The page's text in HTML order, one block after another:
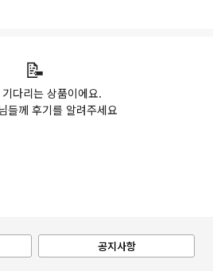
📝
다리는 상품이에요.
들께 후기를 알려주세요
공지사항